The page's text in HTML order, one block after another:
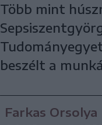
Több mint
beszélt a
Farkas Orsolya